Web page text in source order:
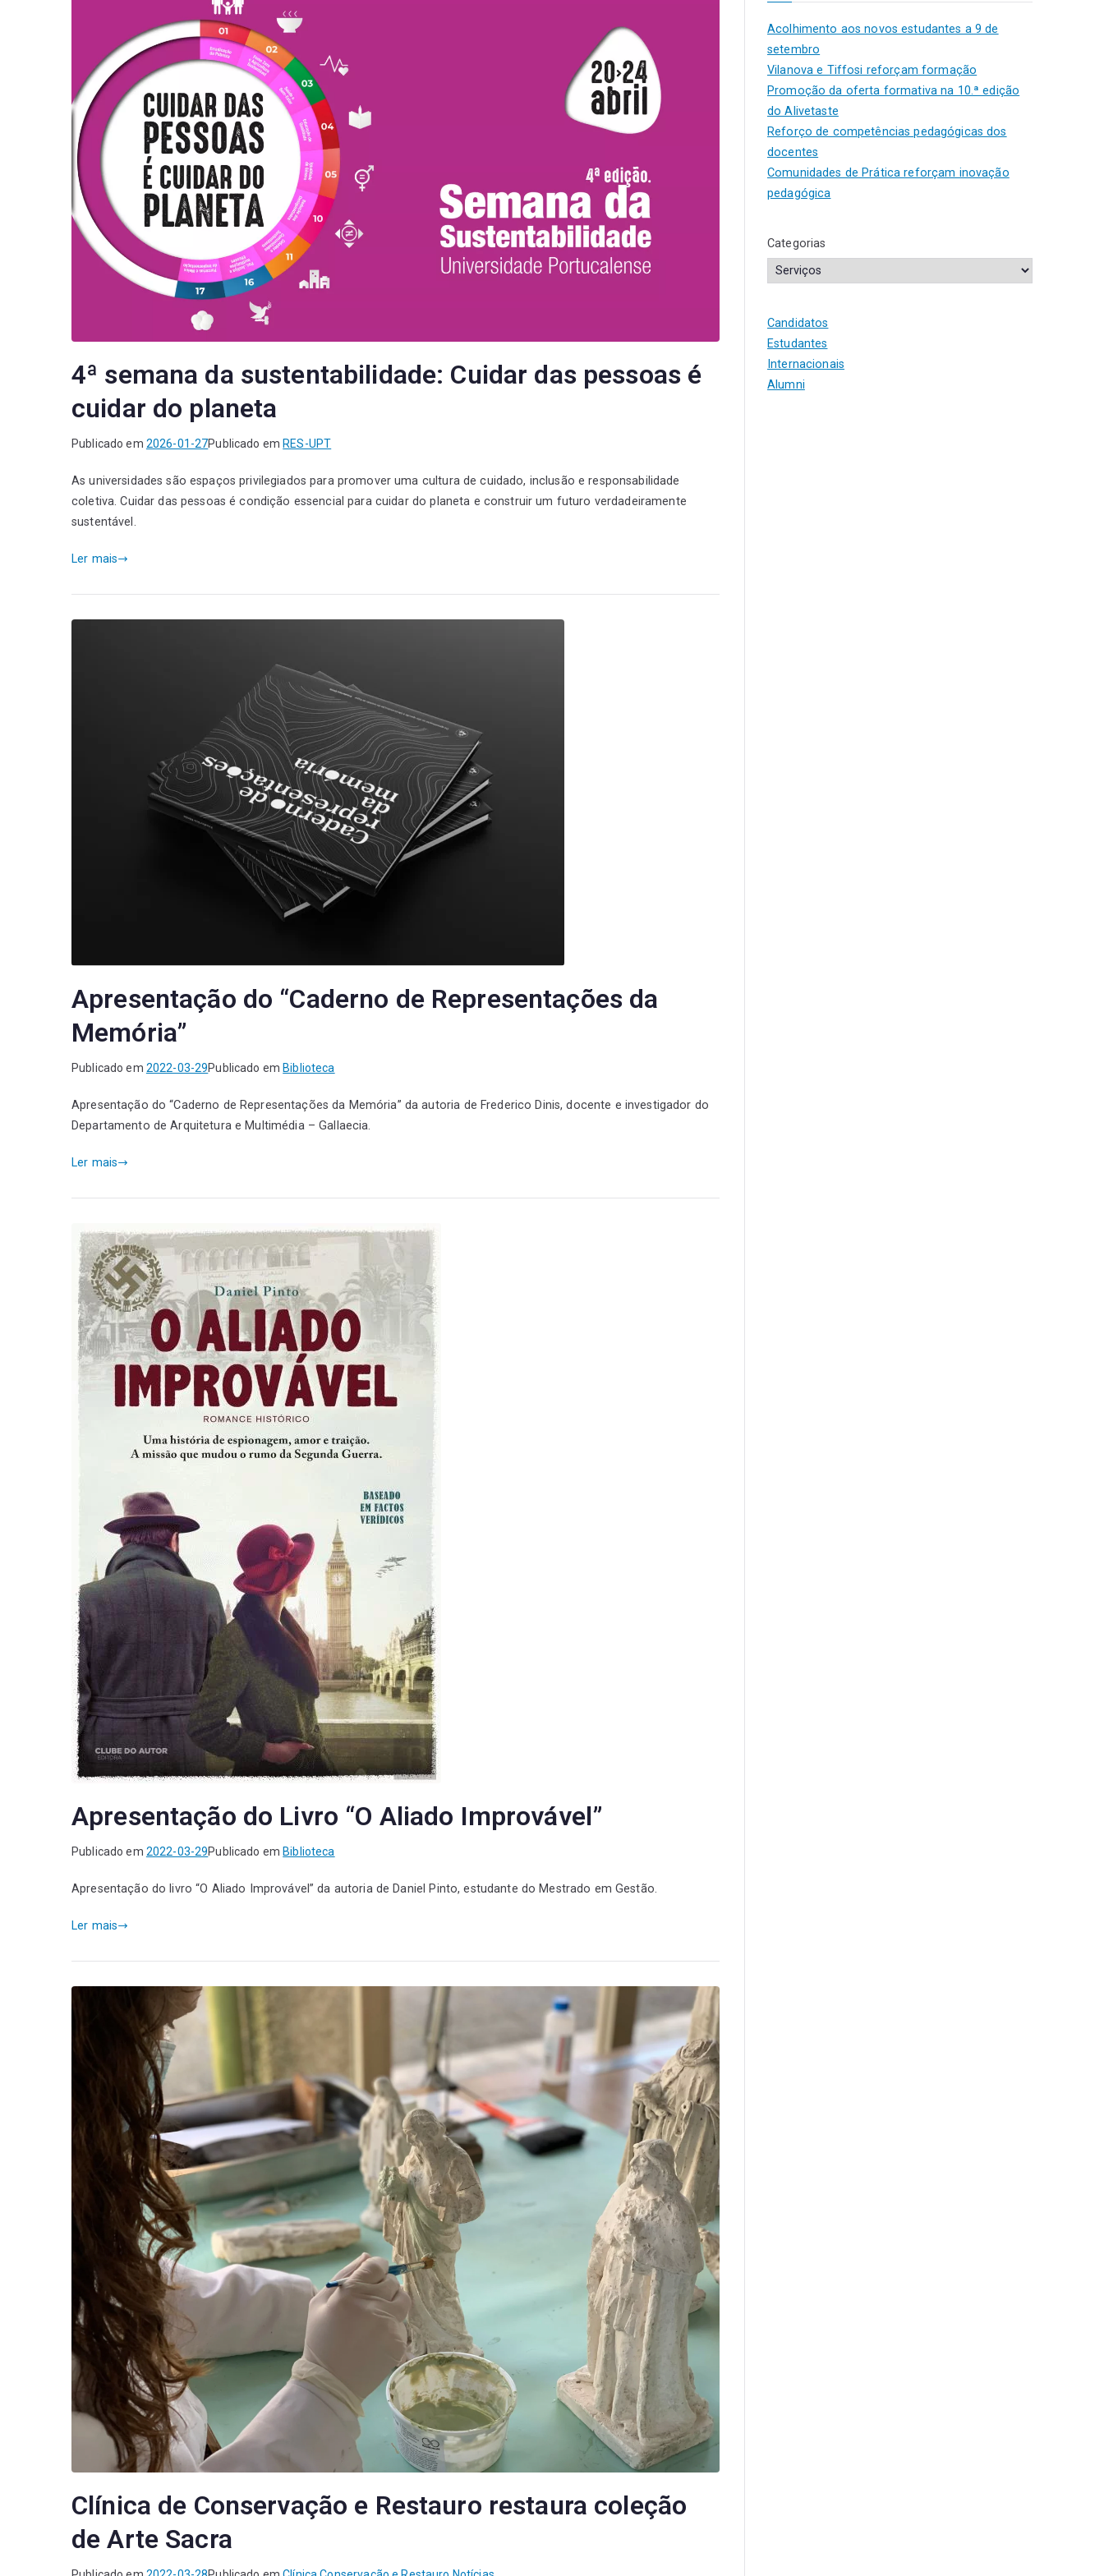
4ª semana da sustentabilidade: Cuidar das pessoas é
cuidar do planeta
Publicado em 2026-01-27Publicado em RES-UPT
As universidades são espaços privilegiados para promover uma cultura de cuidado, inclusão e responsabilidade
coletiva. Cuidar das pessoas é condição essencial para cuidar do planeta e construir um futuro verdadeiramente
sustentável.
Ler mais
Apresentação do “Caderno de Representações da
Memória”
Publicado em 2022-03-29Publicado em Biblioteca
Apresentação do “Caderno de Representações da Memória” da autoria de Frederico Dinis, docente e investigador do
Departamento de Arquitetura e Multimédia – Gallaecia.
Ler mais
Apresentação do Livro “O Aliado Improvável”
Publicado em 2022-03-29Publicado em Biblioteca
Apresentação do livro “O Aliado Improvável” da autoria de Daniel Pinto, estudante do Mestrado em Gestão.
Ler mais
Clínica de Conservação e Restauro restaura coleção
de Arte Sacra
Acolhimento aos novos estudantes a 9 de
setembro
Vilanova e Tiffosi reforçam formação
Promoção da oferta formativa na 10.ª edição
do Alivetaste
Reforço de competências pedagógicas dos
docentes
Comunidades de Prática reforçam inovação
pedagógica
Categorias
Candidatos
Estudantes
Internacionais
Alumni